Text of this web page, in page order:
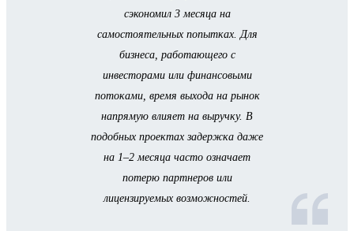
сэкономил 3 месяца на
самостоятельных попытках. Для
бизнеса, работающего с
инвесторами или финансовыми
потоками, время выхода на рынок
напрямую влияет на выручку. В
подобных проектах задержка даже
на 1–2 месяца часто означает
потерю партнеров или
лицензируемых возможностей.